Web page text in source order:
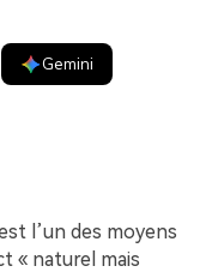
Gemini
l’un des moyens
« naturel mais